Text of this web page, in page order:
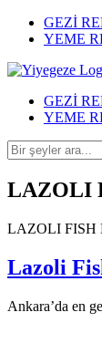
GEZİ
YEME
GEZİ
YEME
LAZOLI
LAZOLI FISH
Lazoli
Ankara’da en